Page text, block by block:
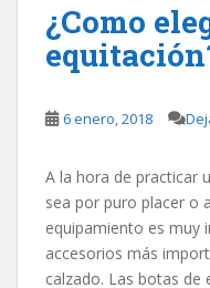
¿Como
6 enero, 2018
A la hora de practicar
sea por puro placer o
equipamiento es muy
accesorios más
calzado. Las botas de